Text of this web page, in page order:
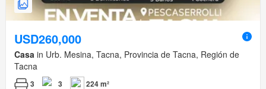
USD260,000
Casa in Urb. Mesina, Tacna, Provincia de Tacna, Región de
Tacna
3 3 224 m²